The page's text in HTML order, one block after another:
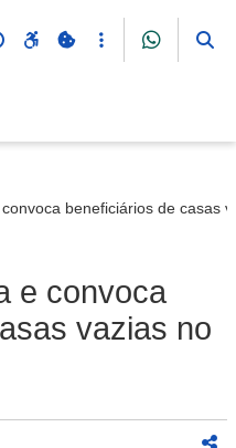
beneficiários de casas
e convoca
vazias no